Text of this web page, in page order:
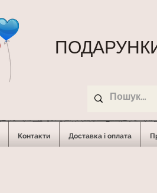
Контакти Доставка і оплата